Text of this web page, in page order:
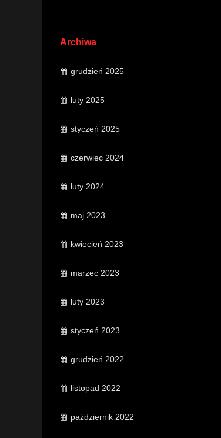
Archiwa
grudzień 2025
luty 2025
styczeń 2025
czerwiec 2024
luty 2024
maj 2023
kwiecień 2023
marzec 2023
luty 2023
styczeń 2023
grudzień 2022
listopad 2022
październik 2022